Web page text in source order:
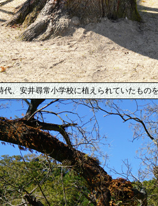
代、安井尋常小学校に植えられていたもの